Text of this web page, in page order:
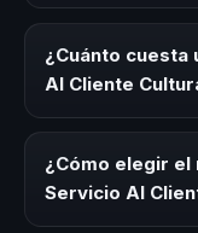
generar reflexión,
Cultura de
programas de
cuando tu
cultural
¿Cuánto
Al Cliente
modalidad
En CHM Uruguay
¿Cómo elegir
Servicio Al